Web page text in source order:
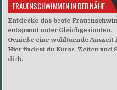
FRAUENSCHWIMMEN IN DER NÄHE
Entdecke das beste
entspannt unter Gleichgesinnten.
Genieße eine wohltuende Auszeit
Hier findest du Kurse, Zeiten und
dich.